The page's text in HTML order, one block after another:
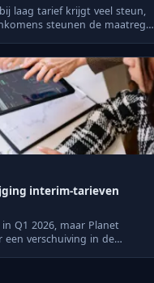
laag tarief krijgt veel steun,
steunen de maatregel
interim-tarieven
Q1 2026, maar Planet
verschuiving in de